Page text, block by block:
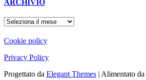
ARCHIVIO
ARCHIVIO
Cookie policy
Privacy Policy
Progettato da Elegant Themes | Alimentato da